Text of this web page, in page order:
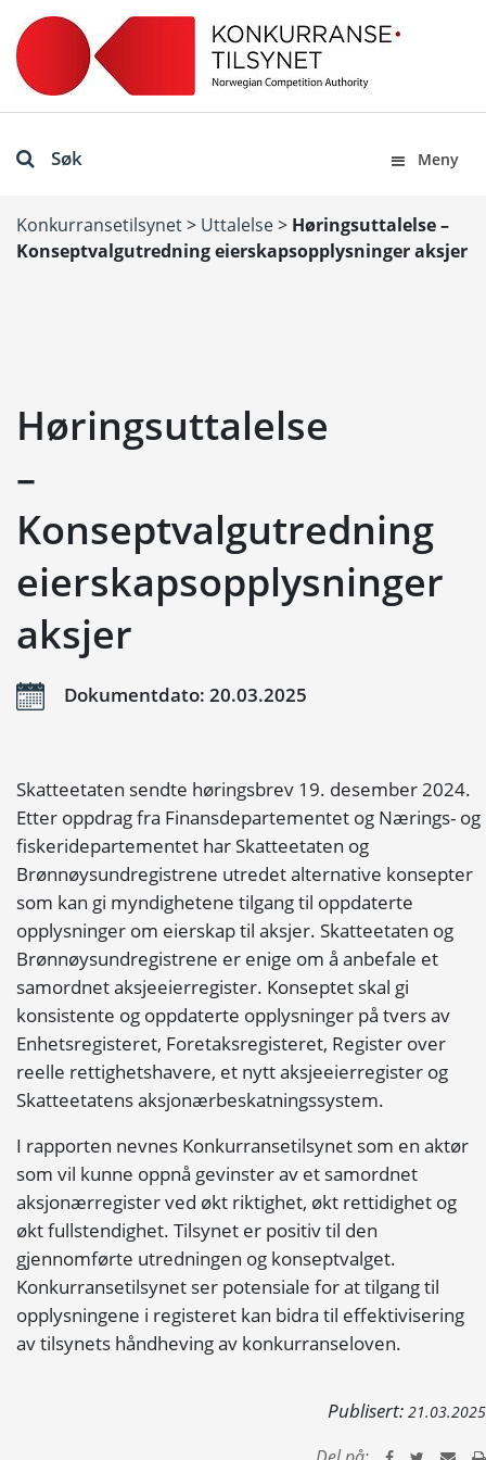
Søk Meny
Konkurransetilsynet> Uttalelse> Høringsuttalelse –
Konseptvalgutredning eierskapsopplysninger aksjer
Høringsuttalelse
–
Konseptvalgutredning
eierskapsopplysninger
aksjer
Dokumentdato: 20.03.2025
Skatteetaten sendte høringsbrev 19. desember 2024.
Etter oppdrag fra Finansdepartementet og Nærings- og
fiskeridepartementet har Skatteetaten og
Brønnøysundregistrene utredet alternative konsepter
som kan gi myndighetene tilgang til oppdaterte
opplysninger om eierskap til aksjer. Skatteetaten og
Brønnøysundregistrene er enige om å anbefale et
samordnet aksjeeierregister. Konseptet skal gi
konsistente og oppdaterte opplysninger på tvers av
Enhetsregisteret, Foretaksregisteret, Register over
reelle rettighetshavere, et nytt aksjeeierregister og
Skatteetatens aksjonærbeskatningssystem.
I rapporten nevnes Konkurransetilsynet som en aktør
som vil kunne oppnå gevinster av et samordnet
aksjonærregister ved økt riktighet, økt rettidighet og
økt fullstendighet. Tilsynet er positiv til den
gjennomførte utredningen og konseptvalget.
Konkurransetilsynet ser potensiale for at tilgang til
opplysningene i registeret kan bidra til effektivisering
av tilsynets håndheving av konkurranseloven.
Publisert: 21.03.2025